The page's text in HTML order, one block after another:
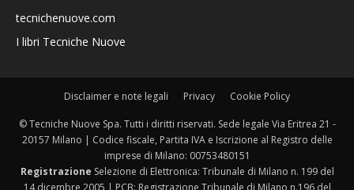
tecnichenuove.com
I libri Tecniche Nuove
Disclaimer e note legali Privacy Cookie Policy
© Tecniche Nuove Spa. Tutti i diritti riservati. Sede legale Via Eritrea 21 -
20157 Milano | Codice fiscale, Partita IVA e Iscrizione al Registro delle
imprese di Milano: 00753480151
Registrazione Selezione di Elettronica: Tribunale di Milano n. 199 del